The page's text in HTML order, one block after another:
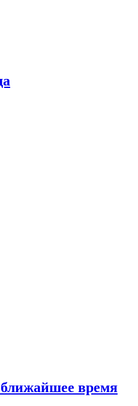
ближайшее время